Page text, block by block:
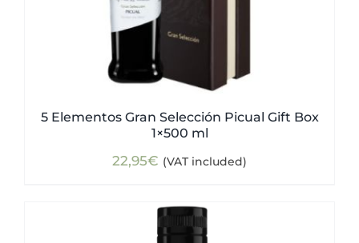
5 Elementos Gran Selección Picual Gift Box
1×500 ml
22,95€ (VAT included)